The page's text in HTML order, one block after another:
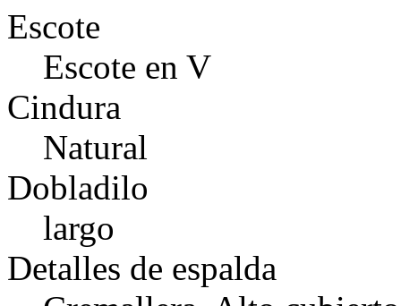
Escote
Escote en V
Cindura
Natural
Dobladilo
largo
Detalles de espalda